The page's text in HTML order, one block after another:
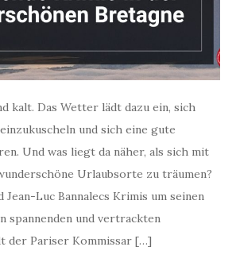
kalt. Das Wetter lädt dazu ein, sich
und sich eine gute
Und was liegt da näher, als sich mit
Urlaubsorte zu träumen?
Luc Bannalecs Krimis um seinen
spannenden und vertrackten
der Pariser Kommissar […]